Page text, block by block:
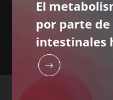
El
por parte
intestinales
cultivadas
colesterol